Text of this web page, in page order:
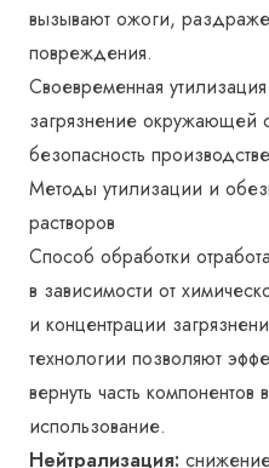
вызывают ожоги,
повреждения.
Своевременная
загрязнение окружающей
безопасность
Методы утилизации и
растворов
Способ обработки
в зависимости от
и концентрации
технологии позволяют
вернуть часть компонентов
использование.
Нейтрализация: